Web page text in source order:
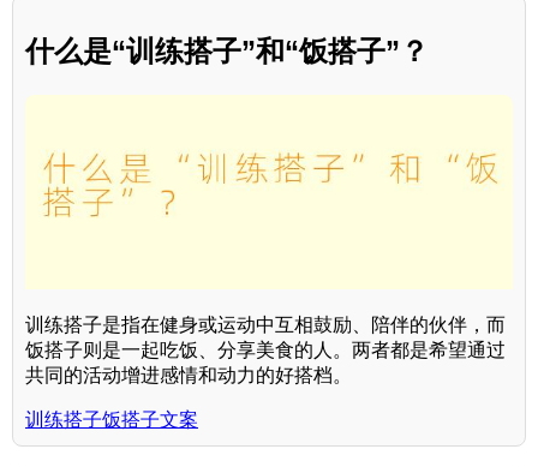
什么是“训练搭子”和“饭搭子”？
训练搭子是指在健身或运动中互相鼓励、陪伴的伙伴，而
饭搭子则是一起吃饭、分享美食的人。两者都是希望通过
共同的活动增进感情和动力的好搭档。
训练搭子饭搭子文案